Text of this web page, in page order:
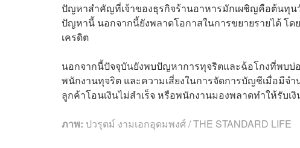
ปัญหาสำคัญที่เจ้าของธุรกิจร้านอาหารมักเผชิญคือต้นทุ
ปัญหานี้ นอกจากนี้ยังพลาดโอกาสในการขยายรายได้ โ
เครดิต
นอกจากนี้ปัจจุบันยังพบปัญหาการทุจริตและฉ้อโกงที่พบบ่
พนักงานทุจริต และความเสี่ยงในการจัดการบัญชีเมื่อมีจ
ลูกค้าโอนเงินไม่สำเร็จ หรือพนักงานมองพลาดทำให้รับ
ภาพ: ปวรุตม์ งามเอกอุดมพงศ์ / THE STANDARD LIFE